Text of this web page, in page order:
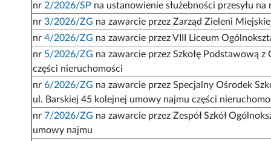
nr 2/2026/SP na ustanowienie służebności przesyłu
nr3/2026/ZG na zawarcie przez Zarząd Zieleni
nr4/2026/ZG na zawarcie przez VIII Liceum
nr 5/2026/ZG na zawarcie przez Szkołę Podstawową
części nieruchomości
nr6/2026/ZG na zawarcie przez Specjalny Ośrodek
ul. Barskiej 45 kolejnej umowy najmu części
nr 7/2026/ZG na zawarcie przez Zespół Szkół
umowy najmu